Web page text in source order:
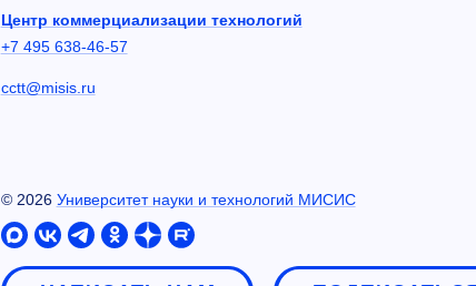
Центр коммерциализации технологий
+7 495 638-46-57
cctt@misis.ru
© 2026 Университет науки и технологий МИСИС